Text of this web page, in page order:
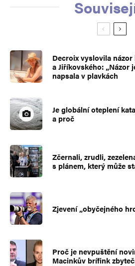
Decroix vyslovila názor
a Jiříkovského: „Názor
napsala v plavkách
Je globální oteplení
a proč
Zčernali, zrudli,
s plánem, který může
Zjevení „obyčejného
Proč je nevpuštění
Macinkův brífink